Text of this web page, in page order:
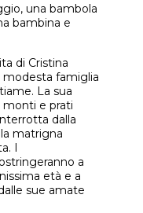
una bambola
bambina e
di Cristina
modesta famiglia
La sua
monti e prati
dalla
matrigna
I
a
età e a
sue amate